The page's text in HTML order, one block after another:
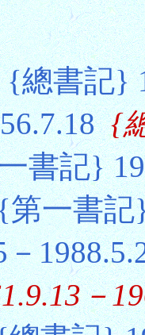
總書記}
{
書記}
一書記
－
－